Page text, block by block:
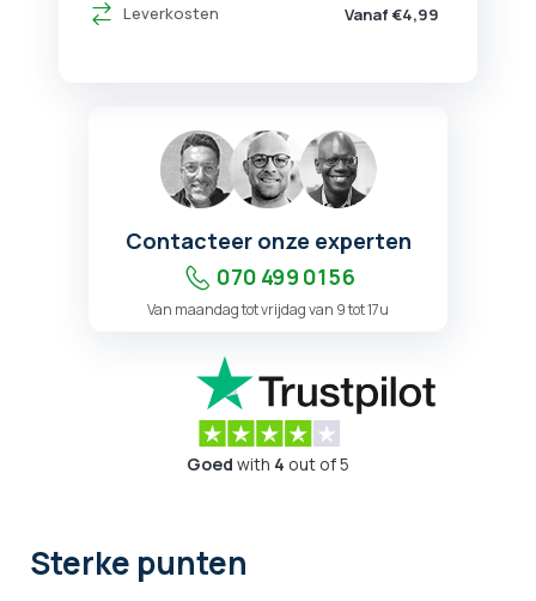
Leverkosten Vanaf €4,99
Contacteer onze experten
070 499 01 56
Van maandag tot vrijdag van 9 tot 17u
Goed with 4 out of 5
Sterke punten